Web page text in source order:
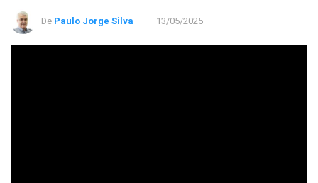
De Paulo Jorge Silva 13/05/2025